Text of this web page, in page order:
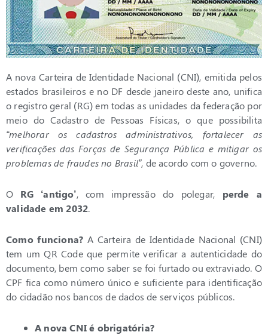
A nova Carteira de Identidade Nacional (CNI), emitida pelos
estados brasileiros e no DF desde janeiro deste ano, unifica
o registro geral (RG) em todas as unidades da federação por
meio do Cadastro de Pessoas Físicas, o que possibilita
“melhorar os cadastros administrativos, fortalecer as
verificações das Forças de Segurança Pública e mitigar os
problemas de fraudes no Brasil”, de acordo com o governo.
O RG ‘antigo’, com impressão do polegar, perde a
validade em 2032.
Como funciona? A Carteira de Identidade Nacional (CNI)
tem um QR Code que permite verificar a autenticidade do
documento, bem como saber se foi furtado ou extraviado. O
CPF fica como número único e suficiente para identificação
do cidadão nos bancos de dados de serviços públicos.
A nova CNI é obrigatória?